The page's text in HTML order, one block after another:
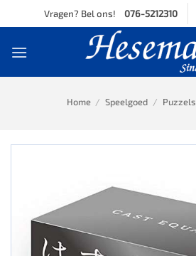
to
Vragen? Bel ons! 076-5212310
Home / Speelgoed / Puzzels